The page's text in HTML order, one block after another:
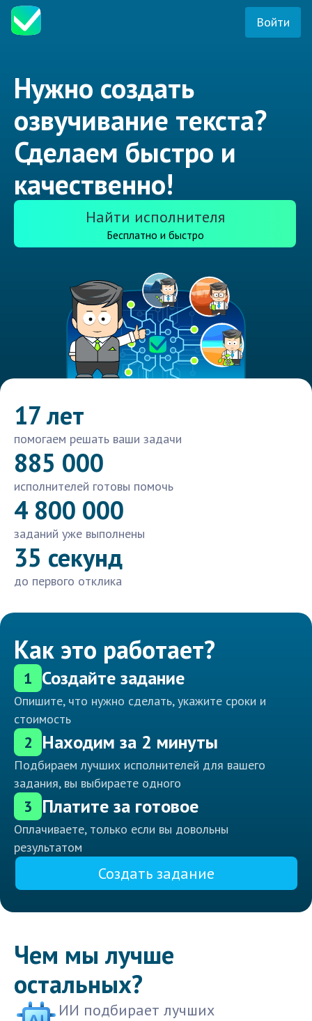
Войти
Нужно создать
озвучивание текста?
Сделаем быстро и
качественно!
Найти исполнителя
Бесплатно и быстро
17 лет
помогаем решать ваши задачи
885 000
исполнителей готовы помочь
4 800 000
заданий уже выполнены
35 секунд
до первого отклика
Как это работает?
1 Создайте задание
Опишите, что нужно сделать, укажите сроки и
стоимость
2 Находим за 2 минуты
Подбираем лучших исполнителей для вашего
задания, вы выбираете одного
3 Платите за готовое
Оплачиваете, только если вы довольны
результатом
Создать задание
Чем мы лучше
остальных?
ИИ подбирает лучших